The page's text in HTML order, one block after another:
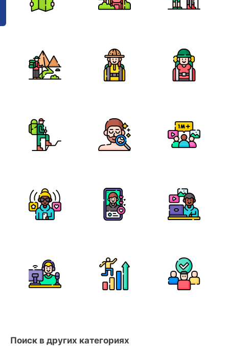
Поиск в других категориях